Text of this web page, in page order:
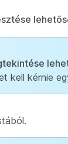
kell kérnie